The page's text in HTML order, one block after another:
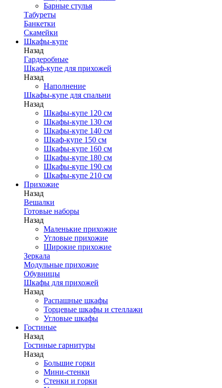
Барные стулья
Табуреты
Банкетки
Скамейки
Шкафы-купе
Назад
Гардеробные
Шкаф-купе для прихожей
Назад
Наполнение
Шкафы-купе для спальни
Назад
Шкафы-купе 120 см
Шкафы-купе 130 см
Шкафы-купе 140 см
Шкаф-купе 150 см
Шкафы-купе 160 см
Шкафы-купе 180 см
Шкафы-купе 190 см
Шкафы-купе 210 см
Прихожие
Назад
Вешалки
Готовые наборы
Назад
Маленькие прихожие
Угловые прихожие
Широкие прихожие
Зеркала
Модульные прихожие
Обувницы
Шкафы для прихожей
Назад
Распашные шкафы
Торцевые шкафы и стеллажи
Угловые шкафы
Гостиные
Назад
Гостиные гарнитуры
Назад
Большие горки
Мини-стенки
Стенки и горки